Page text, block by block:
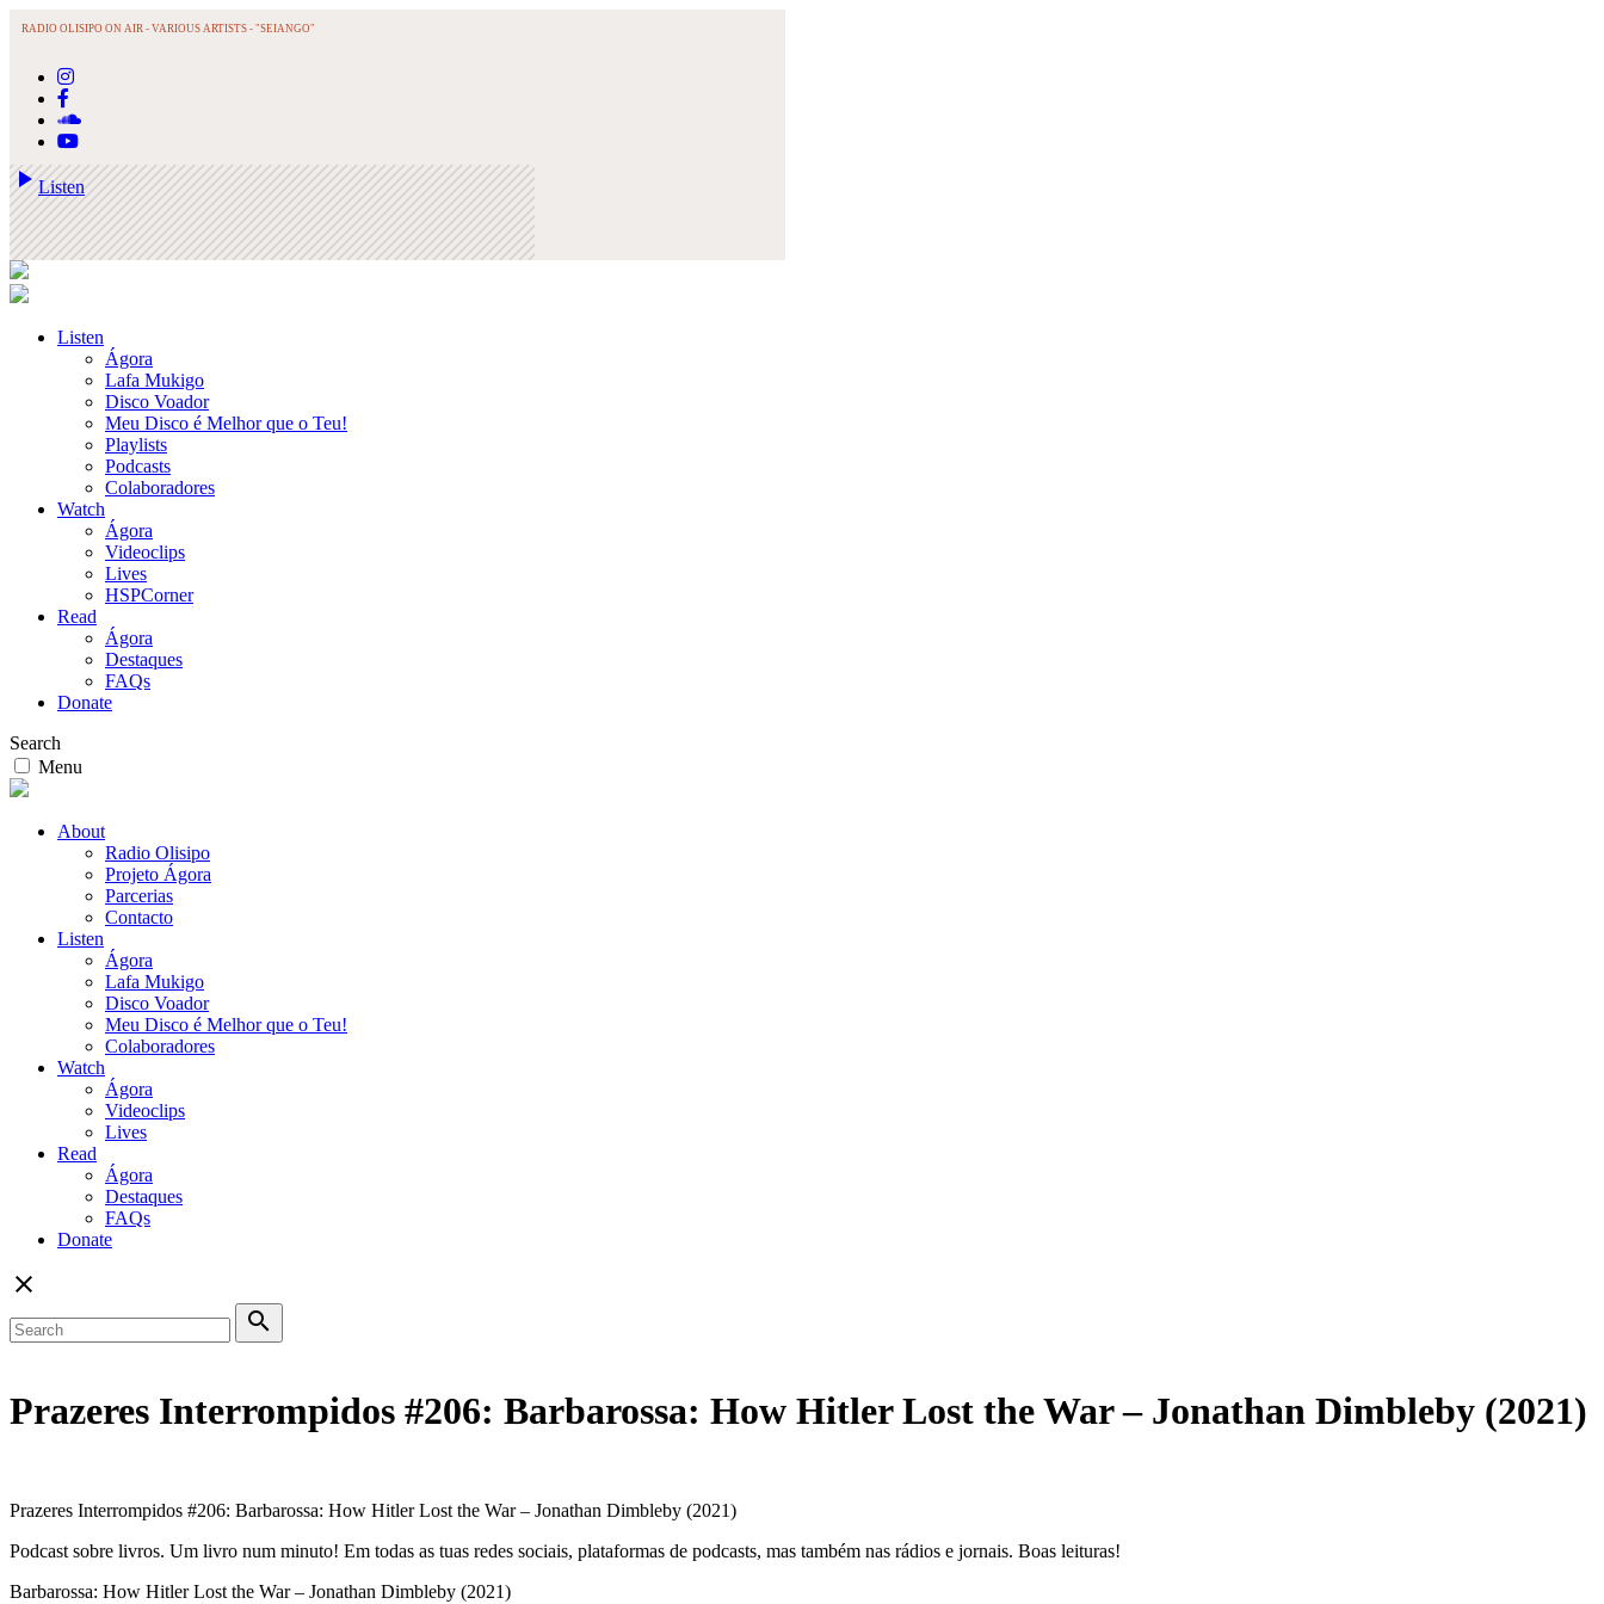
play_arrowListen
RADIO OLISIPO ON AIR - VARIOUS ARTISTS - "SEIANGO"
Listen
Ágora
Lafa Mukigo
Disco Voador
Meu Disco é Melhor que o Teu!
Playlists
Podcasts
Colaboradores
Watch
Ágora
Videoclips
Lives
HSPCorner
Read
Ágora
Destaques
FAQs
Donate
Search
Menu
About
Radio Olisipo
Projeto Ágora
Parcerias
Contacto
Listen
Ágora
Lafa Mukigo
Disco Voador
Meu Disco é Melhor que o Teu!
Colaboradores
Watch
Ágora
Videoclips
Lives
Read
Ágora
Destaques
FAQs
Donate
close
search
Prazeres Interrompidos #206: Barbarossa: How Hitler Lost the War – Jonathan Dimbleby (2021)
Prazeres Interrompidos #206: Barbarossa: How Hitler Lost the War – Jonathan Dimbleby (2021)
Podcast sobre livros. Um livro num minuto! Em todas as tuas redes sociais, plataformas de podcasts, mas também nas rádios e jornais. Boas leituras!
Barbarossa: How Hitler Lost the War – Jonathan Dimbleby (2021)